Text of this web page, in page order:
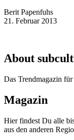
Berit Papenfuhs
21. Februar 2013
About
Das Trendmagazin
Magazin
Hier findest Du alle
aus den anderen